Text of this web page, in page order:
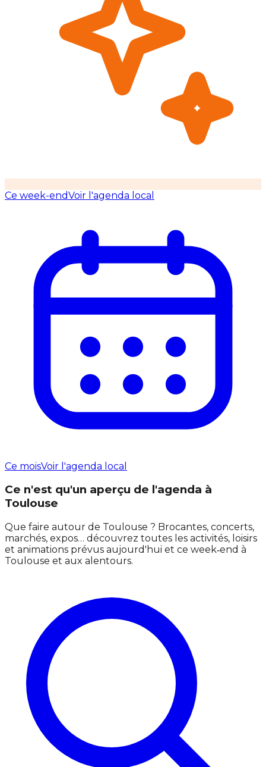
Ce week-endVoir l'agenda local
Ce moisVoir l'agenda local
Ce n'est qu'un aperçu de l'agenda à
Toulouse
Que faire autour de Toulouse ? Brocantes, concerts,
marchés, expos… découvrez toutes les activités, loisirs
et animations prévus aujourd'hui et ce week‑end à
Toulouse et aux alentours.